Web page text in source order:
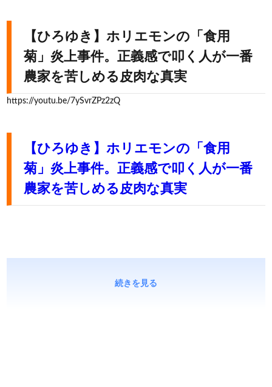
【ひろゆき】ホリエモンの「食用
菊」炎上事件。正義感で叩く人が一番
農家を苦しめる皮肉な真実
https://youtu.be/7ySvrZPz2zQ
【ひろゆき】ホリエモンの「食用
菊」炎上事件。正義感で叩く人が一番
農家を苦しめる皮肉な真実
続きを見る